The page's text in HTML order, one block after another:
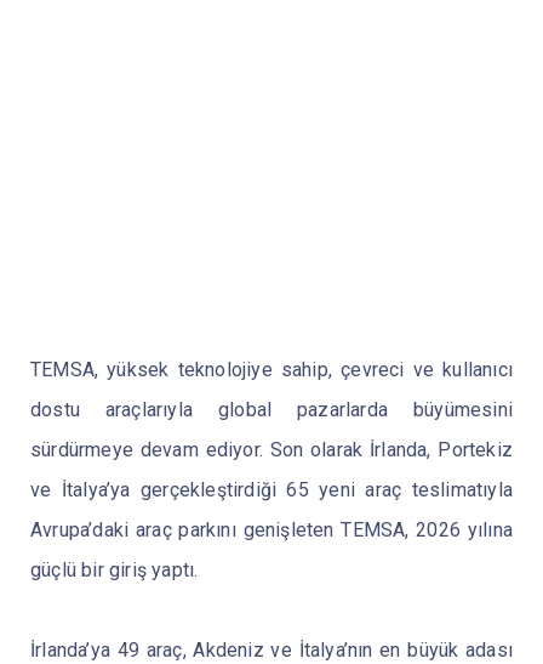
TEMSA, yüksek teknolojiye sahip, çevreci ve kullanıcı
dostu araçlarıyla global pazarlarda büyümesini
sürdürmeye devam ediyor. Son olarak İrlanda, Portekiz
ve İtalya’ya gerçekleştirdiği 65 yeni araç teslimatıyla
Avrupa’daki araç parkını genişleten TEMSA, 2026 yılına
güçlü bir giriş yaptı.
İrlanda’ya 49 araç, Akdeniz ve İtalya’nın en büyük adası